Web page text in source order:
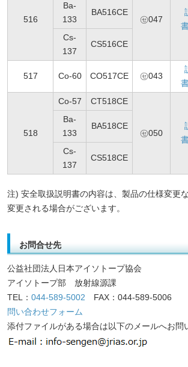
516 ㋝047
Ba-
133
BA516CE
Cs-
137
CS516CE
517 Co-60 CO517CE ㋝043
518
Co-57 CT518CE
㋝050
Ba-
133
BA518CE
Cs-
137
CS518CE
注) 安全取扱説明書の内容は、製品の仕様変更
変更される場合がございます。
お問合せ先
公益社団法人日本アイソトープ協会
アイソトープ部 放射線源課
TEL： 044-589-5002 FAX：044-589-5006
問い合わせフォーム
添付ファイルがある場合は以下のメールへお問